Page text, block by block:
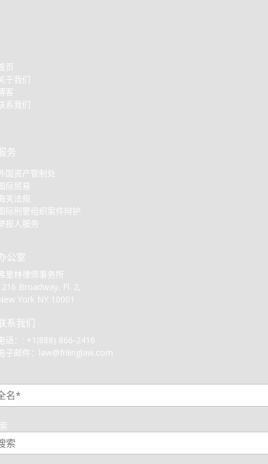
页
于我们
客
系我们
务
国资产管制处
际贸易
关法规
际刑警组织案件辩护
报人服务
公室
里林律师事务所
Broadway, Fl. 2,
York NY 10001
系我们
话：: +1(888) 866-2416
子邮件： law@frilinglaw.com